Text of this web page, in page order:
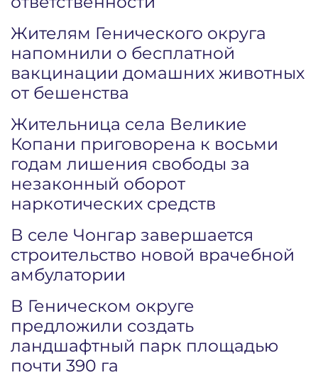
Жителям Генического округа
напомнили о бесплатной
вакцинации домашних животных
от бешенства
Жительница села Великие
Копани приговорена к восьми
годам лишения свободы за
незаконный оборот
наркотических средств
В селе Чонгар завершается
строительство новой врачебной
амбулатории
В Геническом округе
предложили создать
ландшафтный парк площадью
почти 390 га